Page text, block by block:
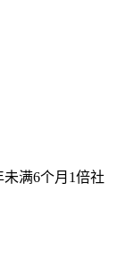
满6个月1倍社